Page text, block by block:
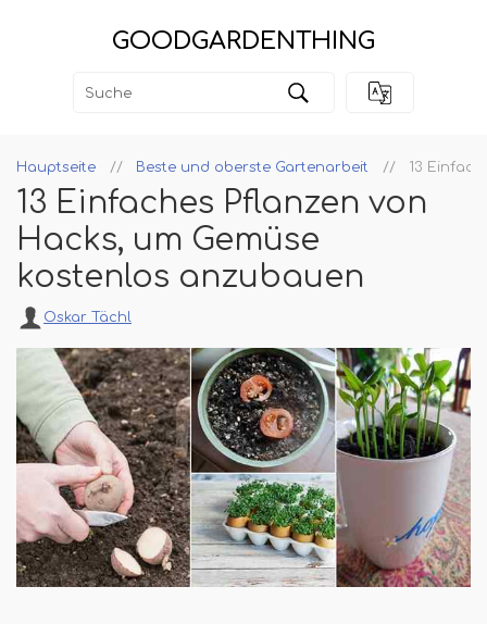
GOODGARDENTHING
Hauptseite Beste und oberste Gartenarbeit 13
13 Einfaches Pflanzen von
Hacks, um Gemüse
kostenlos anzubauen
Oskar Tächl